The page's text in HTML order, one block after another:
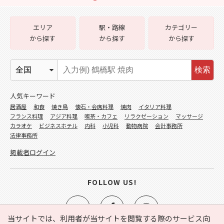
当サイトでは、利用者が当サイトを閲覧する際のサービス向
エリア
から探す
駅・路線
から探す
カテゴリー
から探す
検索
人気キーワード
居酒屋 和食 焼き鳥 懐石・会席料理 焼肉
イタリア料理
フランス料理
アジア料理 喫茶・カフェ リラクゼーション
マッサージ
カラオケ
ビジネスホテル 内科 小児科 動物病院
会計事務所
法律事務所
掲載者ログイン
FOLLOW US!